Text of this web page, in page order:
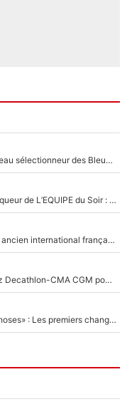
«Plus grand, je ferai chauffeur-livreur» : Nouveau sélectionneur des Bleus, Zinédine Zidane s’était imaginé un avenir très différent lorsqu'il était enfant
Johan Micoud en conflit avec un autre chroniqueur de L’EQUIPE du Soir : «Pendant un moment, je ne les ai pas remis ensemble dans l'émission»
Proche de rejoindre Bruno Genesio à l'OM, un ancien international français va finalement débarquer... sur RMC !
Une signature très importante se prépare chez Decathlon-CMA CGM pour aider Paul Seixas à gagner le Tour de France 2027
«Il y a probablement besoin de changer des choses» : Les premiers changements de Zinedine Zidane en équipe de France sont révélés ?